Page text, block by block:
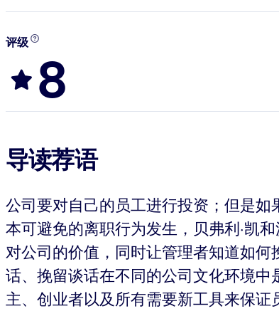
评级
8
导读荐语
公司要对自己的员工进行投资；但是
本可避免的离职行为发生，贝弗利·凯
对公司的价值，同时让管理者知道如
话、挽留谈话在不同的公司文化环境中
主、创业者以及所有需要新工具来保证